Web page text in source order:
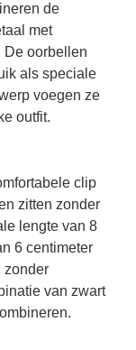
de
met
De oorbellen
als speciale
voegen ze
outfit.
clip
zitten zonder
lengte van 8
6 centimeter
zonder
van zwart